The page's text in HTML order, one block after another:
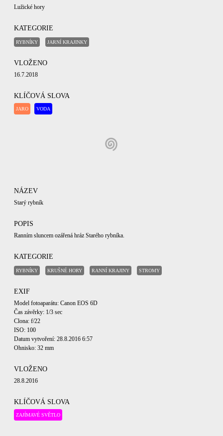
Lužické hory
KATEGORIE
RYBNÍKY JARNÍ KRAJINKY
VLOŽENO
16.7.2018
KLÍČOVÁ SLOVA
JARO VODA
NÁZEV
Starý rybník
POPIS
Ranním sluncem ozářená hráz Starého rybníka.
KATEGORIE
RYBNÍKY KRUŠNÉ HORY RANNÍ KRAJINY STROMY
EXIF
Model fotoaparátu: Canon EOS 6D
Čas závěrky: 1/3 sec
Clona: f/22
ISO: 100
Datum vytvoření: 28.8.2016 6:57
Ohnisko: 32 mm
VLOŽENO
28.8.2016
KLÍČOVÁ SLOVA
ZAJÍMAVÉ SVĚTLO